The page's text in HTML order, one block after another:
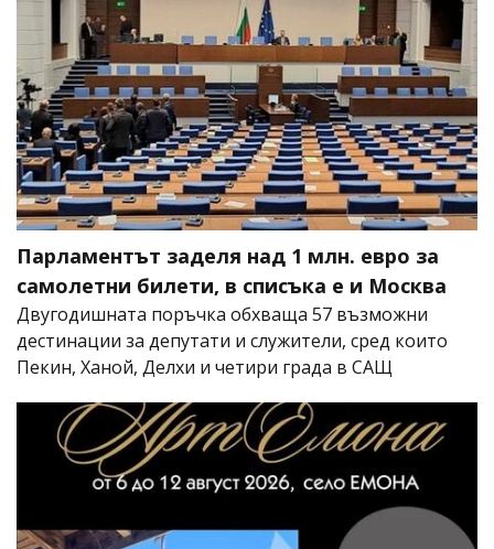
Парламентът заделя над 1 млн. евро за
самолетни билети, в списъка е и Москва
Двугодишната поръчка обхваща 57 възможни
дестинации за депутати и служители, сред които
Пекин, Ханой, Делхи и четири града в САЩ